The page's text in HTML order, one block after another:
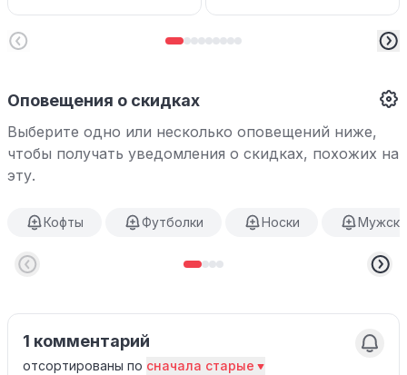
Оповещения о скидках
Выберите одно или несколько оповещений ниже,
чтобы получать уведомления о скидках, похожих на
эту.
Кофты Футболки Носки
1 комментарий
отсортированы по сначала старые